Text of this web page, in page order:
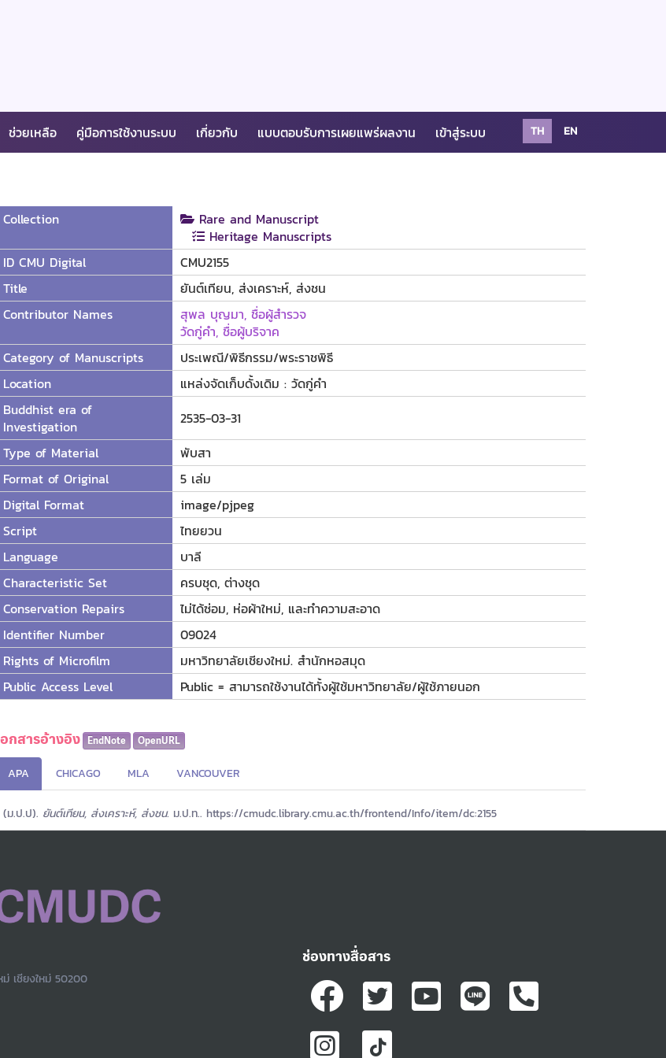
ช่วยเหลือ คู่มือการใช้งานระบบ เกี่ยวกับ แบบตอบรับการเผยแพร่ผลงาน เข้าสู่ระบบ TH EN
Collection
Rare and Manuscript
Heritage Manuscripts
ID CMU Digital
CMU2155
Title
ยันต์เทียน, ส่งเคราะห์, ส่งชน
Contributor Names
สุพล บุญมา, ชื่อผู้สำรวจ
วัดกู่คำ, ชื่อผู้บริจาค
Category of Manuscripts
ประเพณี/พิธีกรรม/พระราชพิธี
Location
แหล่งจัดเก็บดั้งเดิม : วัดกู่คำ
Buddhist era of
Investigation
2535-03-31
Type of Material
พับสา
Format of Original
5 เล่ม
Digital Format
image/pjpeg
Script
ไทยยวน
Language
บาลี
Characteristic Set
ครบชุด, ต่างชุด
Conservation Repairs
ไม่ได้ซ่อม, ห่อผ้าใหม่, และทำความสะอาด
Identifier Number
09024
Rights of Microfilm
มหาวิทยาลัยเชียงใหม่. สำนักหอสมุด
Public Access Level
Public = สามารถใช้งานได้ทั้งผู้ใช้มหาวิทยาลัย/ผู้ใช้ภายนอก
กสารอ้างอิง EndNote OpenURL
APA CHICAGO MLA VANCOUVER
(ม.ป.ป). ยันต์เทียน, ส่งเคราะห์, ส่งชน. ม.ป.ท.. https://cmudc.library.cmu.ac.th/frontend/Info/item/dc:2155
เชียงใหม่ 50200
ช่องทางสื่อสาร